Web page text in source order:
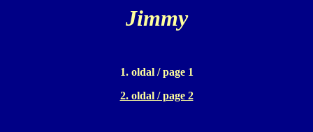
Jimmy
1. oldal / page 1
2. oldal / page 2